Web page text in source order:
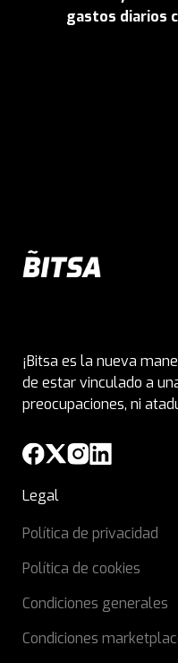
gastos diarios
¡Bitsa es la nueva
de estar vinculado a
preocupaciones, ni
Legal
Política de privacidad
Política de cookies
Condiciones generales
Condiciones